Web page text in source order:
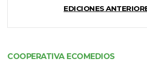
EDICIONES
COOPERATIVA ECOMEDIOS